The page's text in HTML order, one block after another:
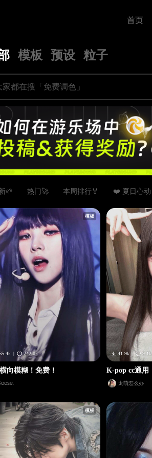
首页
模板 预设 粒子
🌱 热门🚀 本周排行🏅️ ❤️ 夏日心动
模板
242.0k
向模糊！免费！
模板
41.9k 9.1k
K-pop cc通用
太萌怎么办